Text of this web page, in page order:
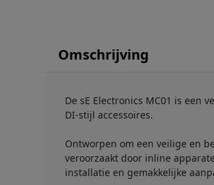
Omschrijving
De sE Electronics MC01 is een
DI-stijl accessoires.
Ontworpen om een veilige en
veroorzaakt door inline
installatie en gemakkelijke